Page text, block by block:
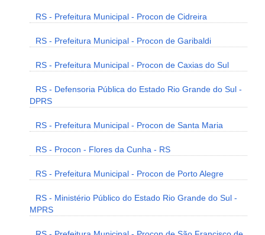
RS - Prefeitura Municipal - Procon de Cidreira
RS - Prefeitura Municipal - Procon de Garibaldi
RS - Prefeitura Municipal - Procon de Caxias do Sul
RS - Defensoria Pública do Estado Rio Grande do Sul -
DPRS
RS - Prefeitura Municipal - Procon de Santa Maria
RS - Procon - Flores da Cunha - RS
RS - Prefeitura Municipal - Procon de Porto Alegre
RS - Ministério Público do Estado Rio Grande do Sul -
MPRS